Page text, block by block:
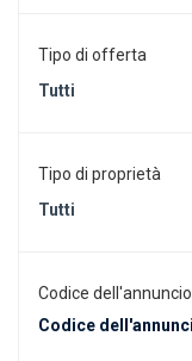
Tipo di offerta
Tutti
Tipo di proprietà
Tutti
Codice dell'annuncio